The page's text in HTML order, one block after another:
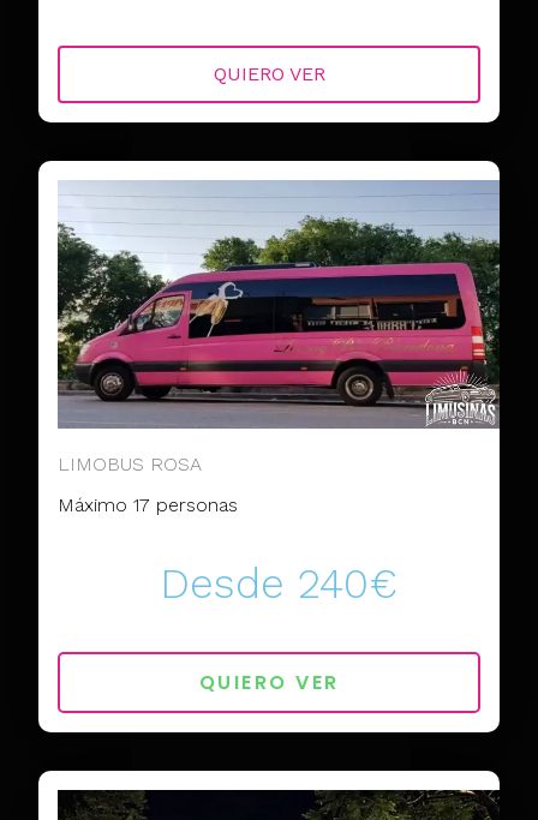
QUIERO VER
LIMOBUS ROSA
Máximo 17 personas
Desde 240€
QUIERO VER